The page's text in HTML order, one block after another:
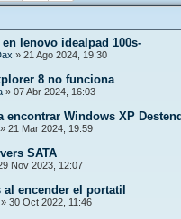
lenovo idealpad 100s-
» 21 Ago 2024, 19:30
8 no funciona
» 07 Abr 2024, 16:03
encontrar Windows XP
» 21 Mar 2024, 19:59
SATA
Nov 2023, 12:07
al encender el portatil
» 30 Oct 2022, 11:46